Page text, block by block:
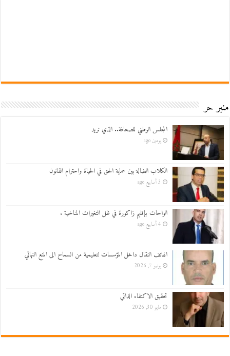
منبر حر
المجلس الوطني للصحافة.. الذي نريد
يومين ago
الكلاب الضالة بين حماية الحق في الحياة واحترام القانون
3 أسابيع ago
الواحات بإقليم زاكورة في ظل التغيرات المناخية .
4 أسابيع ago
الهاتف النقال داخل المؤسسات لتعليمية من السماح الى المنع النهائي
يونيو 7, 2026
تحقيق الاكتفاء الذاتي
مايو 30, 2026